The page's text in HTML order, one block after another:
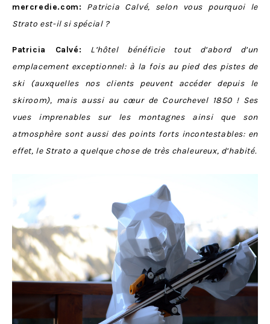
mercredie.com:
Patricia Calvé, selon vous pourquoi le
Strato est-il si spécial ?
Patricia Calvé:
L’hôtel bénéficie tout d’abord d’un
emplacement exceptionnel: à la fois au pied des pistes de
ski (auxquelles nos clients peuvent accéder depuis le
skiroom), mais aussi au cœur de Courchevel 1850 ! Ses
vues imprenables sur les montagnes ainsi que son
atmosphère sont aussi des points forts incontestables: en
effet, le Strato a quelque chose de très chaleureux, d’habité.